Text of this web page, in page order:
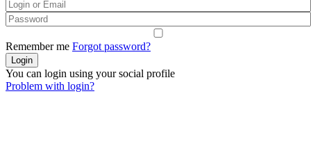
Remember me Forgot password?
You can login using your social profile
Problem with login?